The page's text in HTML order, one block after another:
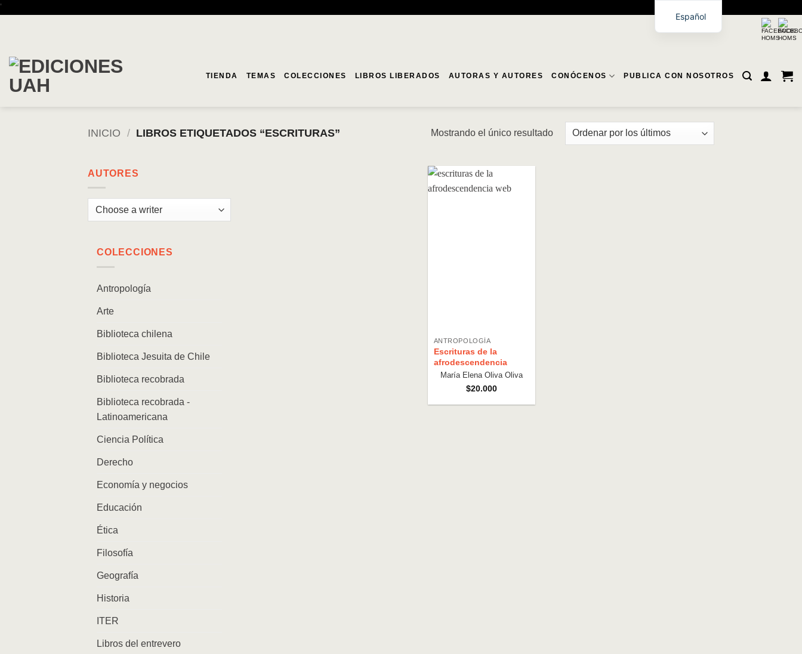
'
TIENDA TEMAS COLECCIONES LIBROS LIBERADOS AUTORAS Y AUTORES CONÓCENOS PUBLICA CON NOSOTROS
INICIO / LIBROS ETIQUETADOS “ESCRITURAS” Mostrando el único resultado
AUTORES
COLECCIONES
Antropología
Arte
Biblioteca chilena
Biblioteca Jesuita de Chile
Biblioteca recobrada
Biblioteca recobrada -
Latinoamericana
Ciencia Política
Derecho
Economía y negocios
Educación
Ética
Filosofía
Geografía
Historia
ITER
Libros del entrevero
ANTROPOLOGÍA
Escrituras de la
afrodescendencia
María Elena Oliva Oliva
$20.000
Español